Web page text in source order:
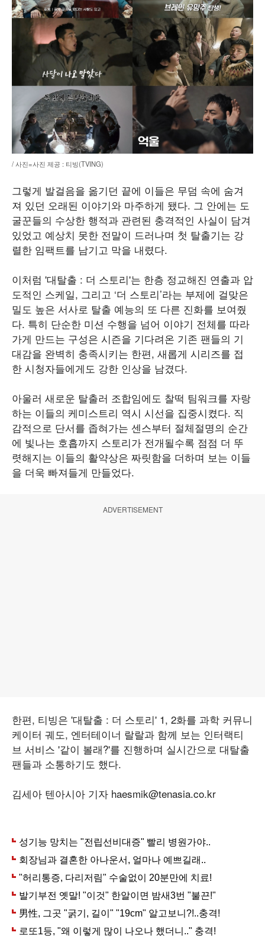
/ 사진=사진 제공 : 티빙(TVING)
그렇게 발걸음을 옮기던 끝에 이들은 무덤 속에 숨겨
져 있던 오래된 이야기와 마주하게 됐다. 그 안에는 도
굴꾼들의 수상한 행적과 관련된 충격적인 사실이 담겨
있었고 예상치 못한 전말이 드러나며 첫 탈출기는 강
렬한 임팩트를 남기고 막을 내렸다.
이처럼 '대탈출 : 더 스토리'는 한층 정교해진 연출과 압
도적인 스케일, 그리고 ‘더 스토리’라는 부제에 걸맞은
밀도 높은 서사로 탈출 예능의 또 다른 진화를 보여줬
다. 특히 단순한 미션 수행을 넘어 이야기 전체를 따라
가게 만드는 구성은 시즌을 기다려온 기존 팬들의 기
대감을 완벽히 충족시키는 한편, 새롭게 시리즈를 접
한 시청자들에게도 강한 인상을 남겼다.
아울러 새로운 탈출러 조합임에도 찰떡 팀워크를 자랑
하는 이들의 케미스트리 역시 시선을 집중시켰다. 직
감적으로 단서를 좁혀가는 센스부터 절체절명의 순간
에 빛나는 호흡까지 스토리가 전개될수록 점점 더 뚜
렷해지는 이들의 활약상은 짜릿함을 더하며 보는 이들
을 더욱 빠져들게 만들었다.
ADVERTISEMENT
한편, 티빙은 '대탈출 : 더 스토리' 1, 2화를 과학 커뮤니
케이터 궤도, 엔터테이너 랄랄과 함께 보는 인터랙티
브 서비스 '같이 볼래?'를 진행하며 실시간으로 대탈출
팬들과 소통하기도 했다.
김세아 텐아시아 기자 haesmik@tenasia.co.kr